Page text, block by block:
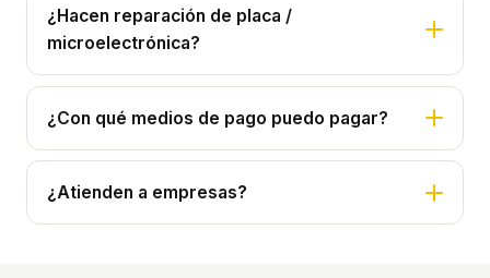
¿Hacen reparación de placa /
microelectrónica?
¿Con qué medios de pago puedo pagar?
¿Atienden a empresas?